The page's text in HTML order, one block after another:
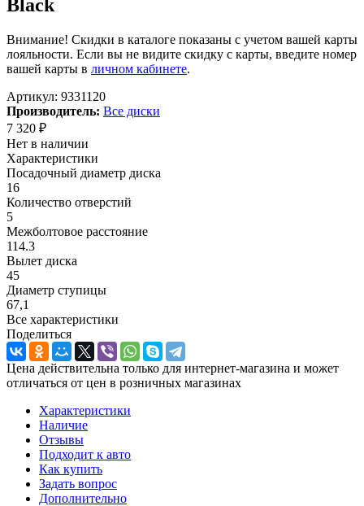
Black
Внимание! Скидки в каталоге показаны с учетом вашей карты
лояльности. Если вы не видите скидку с карты, введите номер
вашей карты в личном кабинете.
Артикул: 9331120
Производитель: Все диски
7 320 ₽
Нет в наличии
Характеристики
Посадочный диаметр диска
16
Количество отверстий
5
Межболтовое расстояние
114.3
Вылет диска
45
Диаметр ступицы
67,1
Все характеристики
Поделиться
Цена действительна только для интернет-магазина и может
отличаться от цен в розничных магазинах
Характеристики
Наличие
Отзывы
Подходит к авто
Как купить
Задать вопрос
Дополнительно